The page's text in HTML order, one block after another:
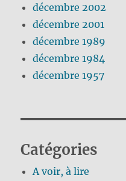
décembre 2002
décembre 2001
décembre 1989
décembre 1984
décembre 1957
Catégories
A voir, à lire